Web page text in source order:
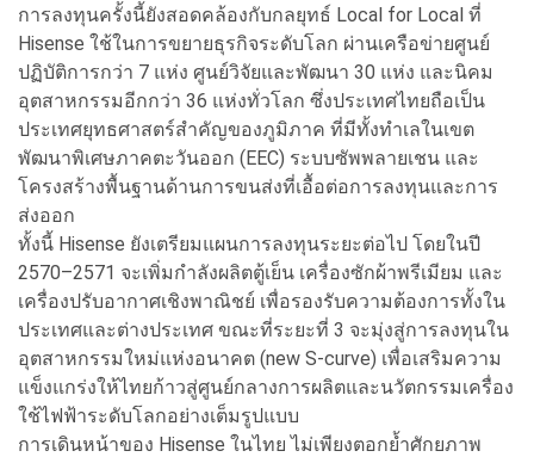
การลงทุนครั้งนี้ยังสอดคล้องกับกลยุทธ์ Local for Local ที่
Hisense ใช้ในการขยายธุรกิจระดับโลก ผ่านเครือข่ายศูนย์
ปฏิบัติการกว่า 7 แห่ง ศูนย์วิจัยและพัฒนา 30 แห่ง และนิคม
อุตสาหกรรมอีกกว่า 36 แห่งทั่วโลก ซึ่งประเทศไทยถือเป็น
ประเทศยุทธศาสตร์สำคัญของภูมิภาค ที่มีทั้งทำเลในเขต
พัฒนาพิเศษภาคตะวันออก (EEC) ระบบซัพพลายเชน และ
โครงสร้างพื้นฐานด้านการขนส่งที่เอื้อต่อการลงทุนและการ
ส่งออก
ทั้งนี้ Hisense ยังเตรียมแผนการลงทุนระยะต่อไป โดยในปี
2570–2571 จะเพิ่มกำลังผลิตตู้เย็น เครื่องซักผ้าพรีเมียม และ
เครื่องปรับอากาศเชิงพาณิชย์ เพื่อรองรับความต้องการทั้งใน
ประเทศและต่างประเทศ ขณะที่ระยะที่ 3 จะมุ่งสู่การลงทุนใน
อุตสาหกรรมใหม่แห่งอนาคต (new S-curve) เพื่อเสริมความ
แข็งแกร่งให้ไทยก้าวสู่ศูนย์กลางการผลิตและนวัตกรรมเครื่อง
ใช้ไฟฟ้าระดับโลกอย่างเต็มรูปแบบ
การเดินหน้าของ Hisense ในไทย ไม่เพียงตอกย้ำศักยภาพ